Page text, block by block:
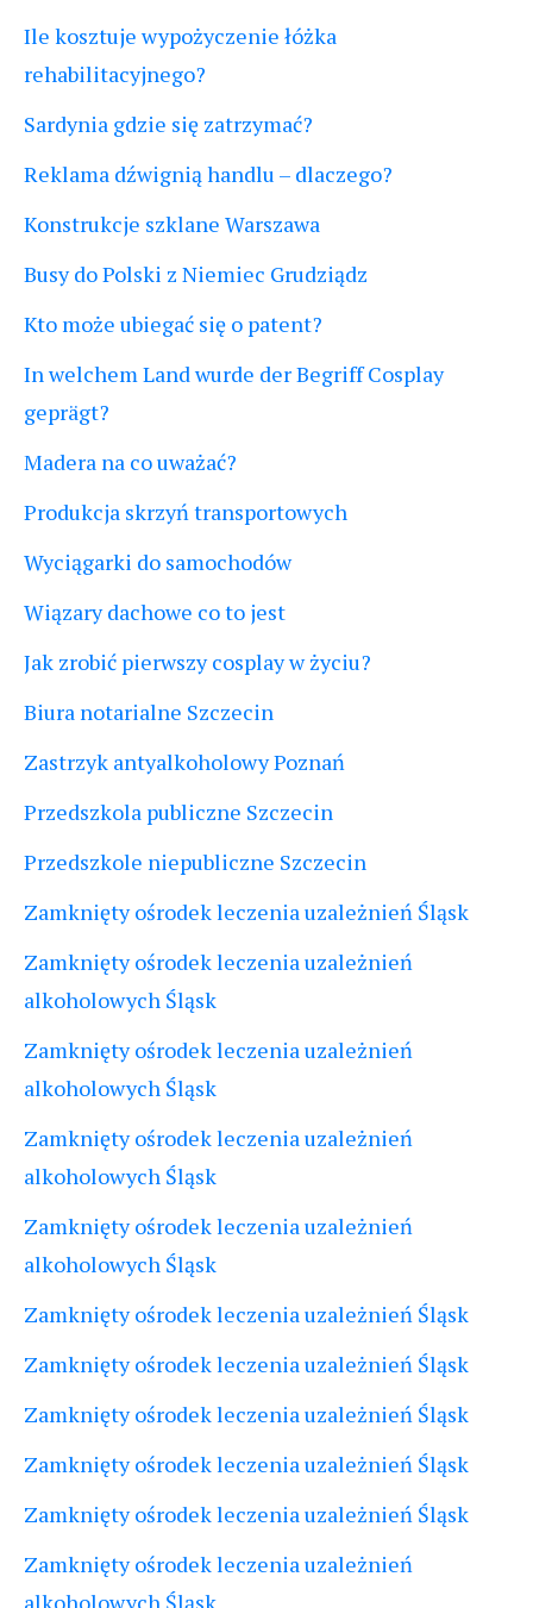
Ile kosztuje wypożyczenie łóżka
rehabilitacyjnego?
Sardynia gdzie się zatrzymać?
Reklama dźwignią handlu – dlaczego?
Konstrukcje szklane Warszawa
Busy do Polski z Niemiec Grudziądz
Kto może ubiegać się o patent?
In welchem Land wurde der Begriff Cosplay
geprägt?
Madera na co uważać?
Produkcja skrzyń transportowych
Wyciągarki do samochodów
Wiązary dachowe co to jest
Jak zrobić pierwszy cosplay w życiu?
Biura notarialne Szczecin
Zastrzyk antyalkoholowy Poznań
Przedszkola publiczne Szczecin
Przedszkole niepubliczne Szczecin
Zamknięty ośrodek leczenia uzależnień Śląsk
Zamknięty ośrodek leczenia uzależnień
alkoholowych Śląsk
Zamknięty ośrodek leczenia uzależnień
alkoholowych Śląsk
Zamknięty ośrodek leczenia uzależnień
alkoholowych Śląsk
Zamknięty ośrodek leczenia uzależnień
alkoholowych Śląsk
Zamknięty ośrodek leczenia uzależnień Śląsk
Zamknięty ośrodek leczenia uzależnień Śląsk
Zamknięty ośrodek leczenia uzależnień Śląsk
Zamknięty ośrodek leczenia uzależnień Śląsk
Zamknięty ośrodek leczenia uzależnień Śląsk
Zamknięty ośrodek leczenia uzależnień
alkoholowych Śląsk